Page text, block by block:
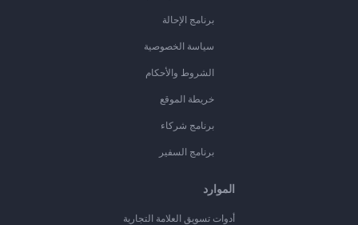
برنامج الإحالة
سياسة الخصوصية
الشروط والأحكام
خريطة الموقع
برنامج شركاء
برنامج السفير
الموارد
أدوات تسويق العلامة التجارية